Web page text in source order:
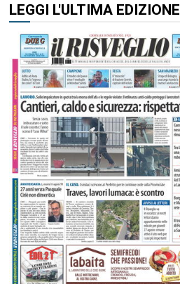
LEGGI L'ULTIMA EDIZIONE